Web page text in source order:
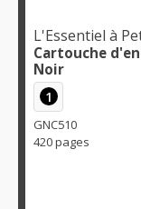
L'Essentiel à
Cartouche
Noir
1
GNC510
420 pages